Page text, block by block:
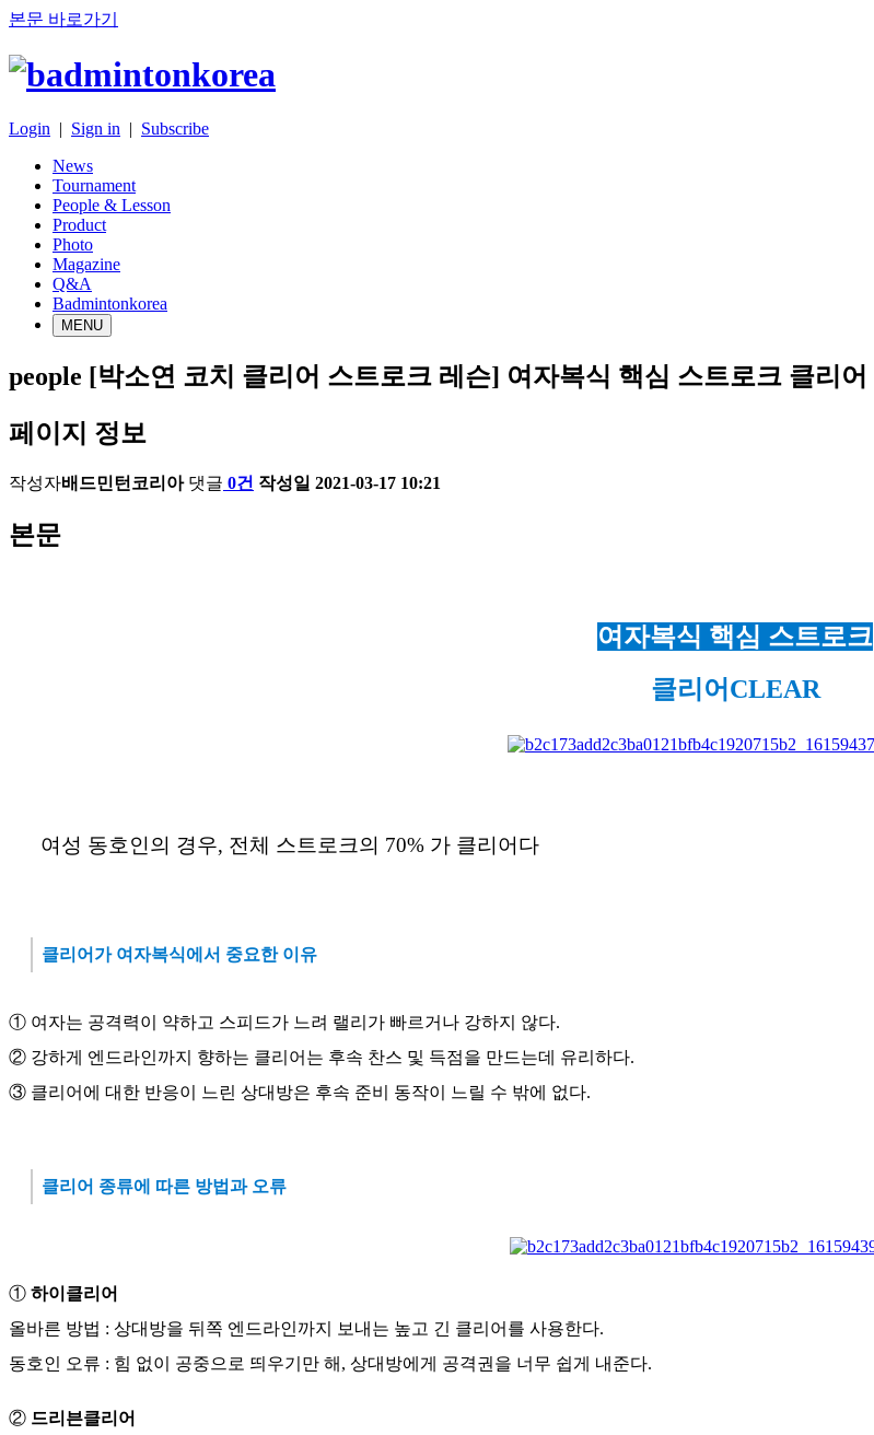
본문 바로가기
Login | Sign in | Subscribe
News
Tournament
People & Lesson
Product
Photo
Magazine
Q&A
Badmintonkorea
MENU
people [박소연 코치 클리어 스트로크 레슨] 여자복식 핵심 스트로크 클리어
페이지 정보
작성자배드민턴코리아 댓글 0건 작성일 2021-03-17 10:21
본문
여자복식 핵심 스트로크
클리어CLEAR
여성 동호인의 경우, 전체 스트로크의 70% 가 클리어다
클리어가 여자복식에서 중요한 이유
① 여자는 공격력이 약하고 스피드가 느려 랠리가 빠르거나 강하지 않다.
② 강하게 엔드라인까지 향하는 클리어는 후속 찬스 및 득점을 만드는데 유리하다.
③ 클리어에 대한 반응이 느린 상대방은 후속 준비 동작이 느릴 수 밖에 없다.
클리어 종류에 따른 방법과 오류
① 하이클리어
올바른 방법 : 상대방을 뒤쪽 엔드라인까지 보내는 높고 긴 클리어를 사용한다.
동호인 오류 : 힘 없이 공중으로 띄우기만 해, 상대방에게 공격권을 너무 쉽게 내준다.
② 드리븐클리어